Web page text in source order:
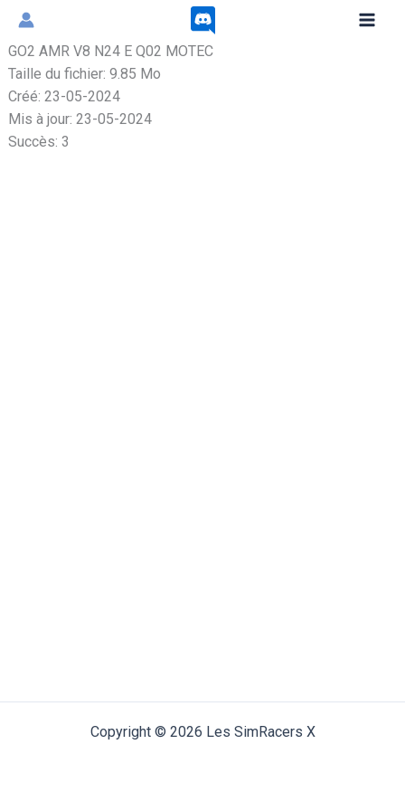
Aller
contenu
GO2 AMR V8 N24 E Q02 MOTEC
Taille du fichier: 9.85 Mo
Créé: 23-05-2024
Mis à jour: 23-05-2024
Succès: 3
Copyright © 2026 Les SimRacers X